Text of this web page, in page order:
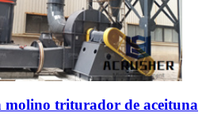
molino triturador de aceituna